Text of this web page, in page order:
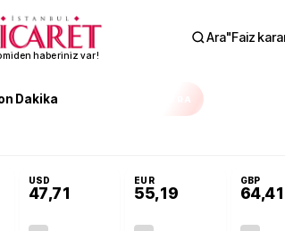
haberiniz var!
Ara"Faiz
Dakika
USD
47,71
EUR
55,19
GBP
64,41